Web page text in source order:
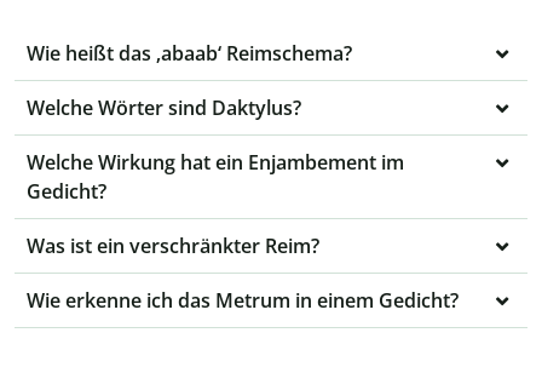
Wie heißt das ‚abaab‘ Reimschema?
Welche Wörter sind Daktylus?
Welche Wirkung hat ein Enjambement im
Gedicht?
Was ist ein verschränkter Reim?
Wie erkenne ich das Metrum in einem Gedicht?